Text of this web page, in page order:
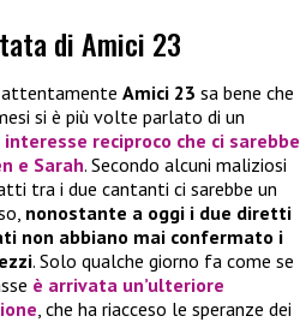
di Amici 23
attentamente Amici 23 sa bene che
si è più volte parlato di un
reciproco che ci sarebbe
e Sarah. Secondo alcuni maliziosi
tra i due cantanti ci sarebbe un
nonostante a oggi i due diretti
non abbiano mai confermato i
. Solo qualche giorno fa come se
è arrivata un’ulteriore
, che ha riacceso le speranze dei